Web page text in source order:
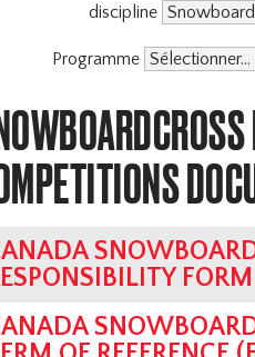
discipline
Programme
FORM